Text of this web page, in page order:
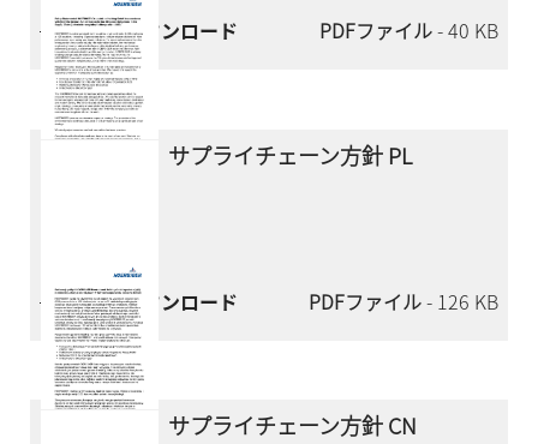
今すぐダウンロード PDFファイル- 40 KB
サプライチェーン方針 PL
今すぐダウンロード PDFファイル- 126 KB
サプライチェーン方針 CN